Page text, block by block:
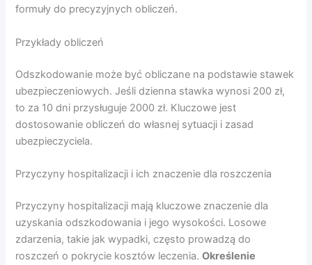
formuły do precyzyjnych obliczeń.
Przykłady obliczeń
Odszkodowanie może być obliczane na podstawie stawek
ubezpieczeniowych. Jeśli dzienna stawka wynosi 200 zł,
to za 10 dni przysługuje 2000 zł. Kluczowe jest
dostosowanie obliczeń do własnej sytuacji i zasad
ubezpieczyciela.
Przyczyny hospitalizacji i ich znaczenie dla roszczenia
Przyczyny hospitalizacji mają kluczowe znaczenie dla
uzyskania odszkodowania i jego wysokości. Losowe
zdarzenia, takie jak wypadki, często prowadzą do
roszczeń o pokrycie kosztów leczenia.Określenie